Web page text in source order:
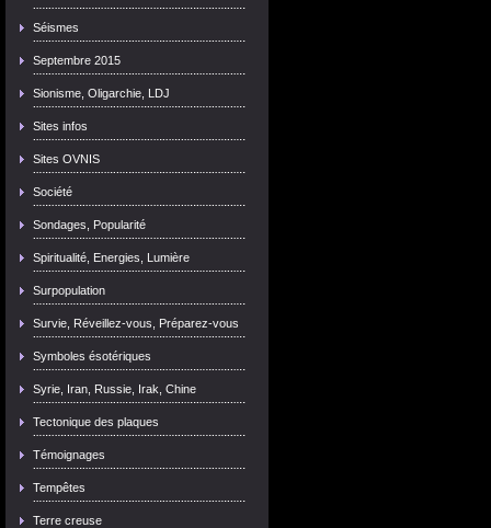
Séismes
Septembre 2015
Sionisme, Oligarchie, LDJ
Sites infos
Sites OVNIS
Société
Sondages, Popularité
Spiritualité, Energies, Lumière
Surpopulation
Survie, Réveillez-vous, Préparez-vous
Symboles ésotériques
Syrie, Iran, Russie, Irak, Chine
Tectonique des plaques
Témoignages
Tempêtes
Terre creuse